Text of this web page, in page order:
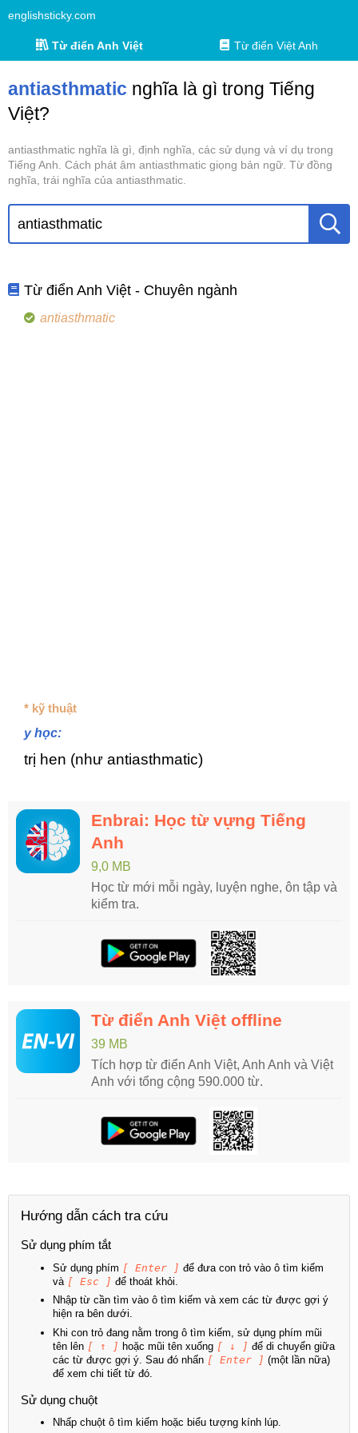
englishsticky.com
Từ điển Anh Việt Từ điển Việt Anh
antiasthmatic nghĩa là gì trong Tiếng
Việt?
antiasthmatic nghĩa là gì, định nghĩa, các sử dụng và ví dụ trong
Tiếng Anh. Cách phát âm antiasthmatic giọng bản ngữ. Từ đồng
nghĩa, trái nghĩa của antiasthmatic.
Từ điển Anh Việt - Chuyên ngành
antiasthmatic
* kỹ thuật
y học:
trị hen (như antiasthmatic)
Enbrai: Học từ vựng Tiếng
Anh
9,0 MB
Học từ mới mỗi ngày, luyện nghe, ôn tập và
kiểm tra.
Từ điển Anh Việt offline
39 MB
Tích hợp từ điển Anh Việt, Anh Anh và Việt
Anh với tổng cộng 590.000 từ.
Hướng dẫn cách tra cứu
Sử dụng phím tắt
Sử dụng phím [ Enter ] để đưa con trỏ vào ô tìm kiếm
và [ Esc ] để thoát khỏi.
Nhập từ cần tìm vào ô tìm kiếm và xem các từ được gợi ý
hiện ra bên dưới.
Khi con trỏ đang nằm trong ô tìm kiếm, sử dụng phím mũi
tên lên [ ↑ ] hoặc mũi tên xuống [ ↓ ] để di chuyển giữa
các từ được gợi ý. Sau đó nhấn [ Enter ] (một lần nữa)
để xem chi tiết từ đó.
Sử dụng chuột
Nhấp chuột ô tìm kiếm hoặc biểu tượng kính lúp.